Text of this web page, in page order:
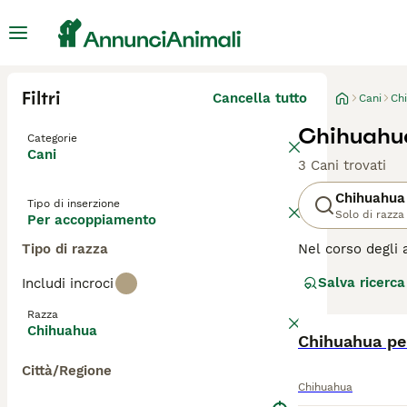
Filtri Cancella tutto
Categorie
Cani
Tipo di inserzione
Per accoppiamento
Tipo di razza
Includi incroci
Razza
Chihuahua
Città/Regione
Cani
3 Cani trovati
Chihuahua
Solo di razza
Nel corso degli
essere più
andranno
maggior tempo
Salva ricerca
Chihuahua
Chihuahua